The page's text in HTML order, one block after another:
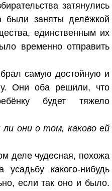
затянулись
были заняты делёжкой
единственным их
временно отправить
самую достойную и
Они оба решили, что
будет тяжело
они о том, каково ей
деле чудесная, похожа
какого-нибудь
если так оно и было.